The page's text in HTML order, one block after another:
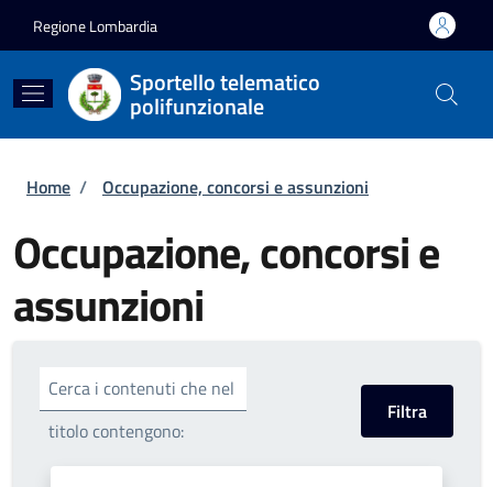
Regione Lombardia
Sportello telematico
polifunzionale
Briciole di pane
Home / Occupazione, concorsi e assunzioni
Occupazione, concorsi e
assunzioni
Cerca i contenuti che nel
titolo contengono: